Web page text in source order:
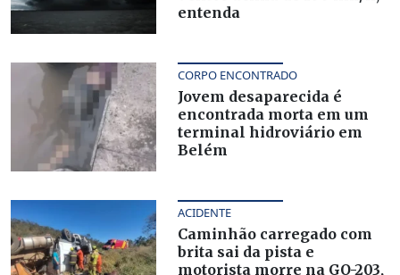
entenda
CORPO ENCONTRADO
Jovem desaparecida é
encontrada morta em um
terminal hidroviário em
Belém
ACIDENTE
Caminhão carregado com
brita sai da pista e
motorista morre na GO-203,